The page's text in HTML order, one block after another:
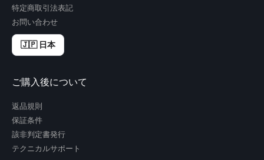
特定商取引法表記
お問い合わせ
🇯🇵 日本
ご購入後について
返品規則
保証条件
該非判定書発行
テクニカルサポート